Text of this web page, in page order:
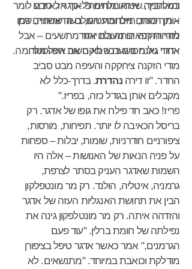
במלחמה. איזה מלחמה? אדגר לא ידע לומר
– מן הסתם מלחמת העולם הראשונה, שכן
מודי הזקנה היתה בת יותר מתשעים – אבל
אחרי גיל מסוים כבר לא חשוב איזה מלחמה.
ומאהביך, שנראו מתים כל-כך אז, סבבו
אותך כעת, חיים ובועטים, בעוד שהחיים דמו
לרוחות רפאים מעולם אחר.
אדגר נאנח בשעה שמיקם את הפלסטר.
מודי הזקנה ציחקקה והעיפה מבט סביב
החדר. "זו דירהנהדרת. בדרך-כלל לא
מקבלים אותן בגודל כזה, בפריז."
פריז! כאב חד פילח את גופו של אדגר. רק
בריסל הכאיבה לו יותר. תפיחות, מורסות,
ציפורניים חודרניות, שומות, יבלות – ספחות
על פניה הנאות של האנושות – אלה היו
השמות שאדגר העניק בסתר לצרפת,
גרמניה, איטליה, הולנד. רק מר מונטפלקון
הבין את תחושת האנגליות העזה של אדגר
והזדהה איתה. רק מר מונטלפקון גינה את
נפילתה של חומת ברלין. "עוד פעם
הגרמנים," אמר כאשר אדגר טיפל בציפורן
מודלקת וכואבת במיוחד. "מתנשאים. לא